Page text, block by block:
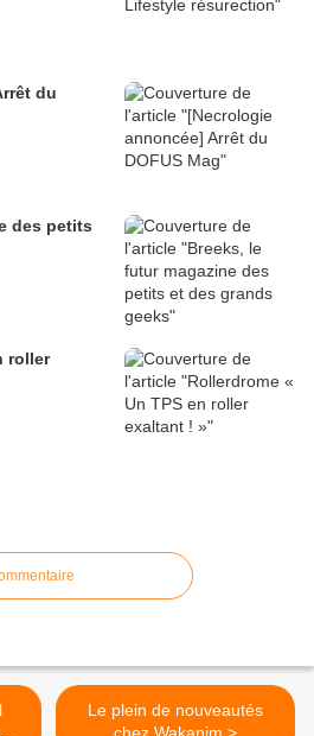
du
des petits
roller
Le plein de nouveautés